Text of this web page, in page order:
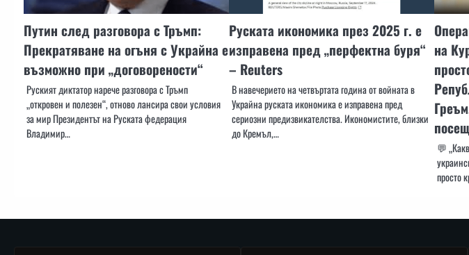
Путин след разговора с Тръмп:
Прекратяване на огъня с Украйна е
възможно при „договорености“
Руският диктатор нарече разговора с Тръмп
„откровен и полезен“, отново лансира свои условия
за мир Президентът на Руската федерация
Владимир…
Руската икономика през 2025 г. е
изправена пред „перфектна буря“
– Reuters
В навечерието на четвъртата година от войната в
Украйна руската икономика е изправена пред
сериозни предизвикателства. Икономистите, близки
до Кремъл,…
на
💬
просто